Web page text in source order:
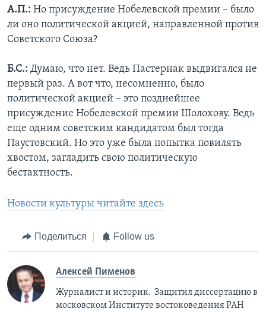
А.П.: Но присуждение Нобелевской премии – было
ли оно политической акцией, направленной против
Советского Союза?
Б.С.: Думаю, что нет. Ведь Пастернак выдвигался не
первый раз. А вот что, несомненно, было
политической акцией – это позднейшее
присуждение Нобелевской премии Шолохову. Ведь
еще одним советским кандидатом был тогда
Паустовский. Но это уже была попытка повилять
хвостом, загладить свою политическую
бестактность.
Новости культуры читайте здесь
Поделиться Follow us
Алексей Пименов
Журналист и историк. Защитил диссертацию в
московском Институте востоковедения РАН